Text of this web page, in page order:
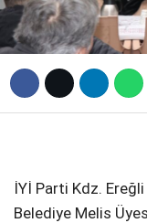
İYİ Parti Kdz.
Belediye Melis